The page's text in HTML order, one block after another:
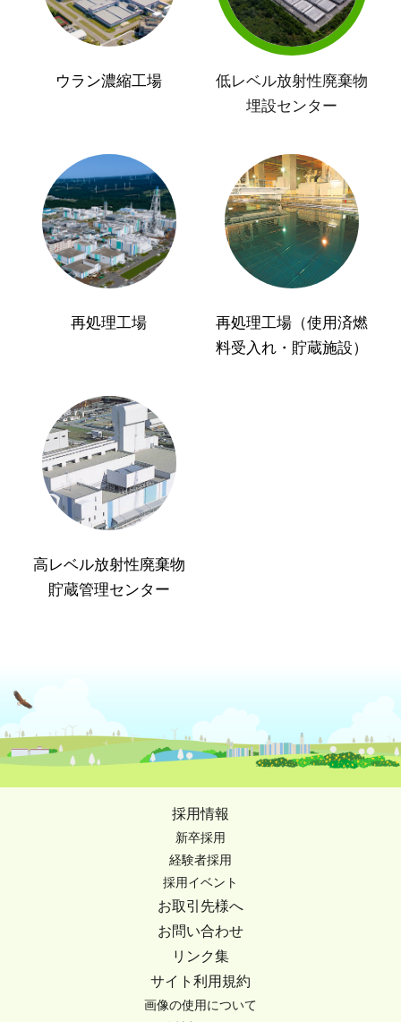
ウラン濃縮工場
低レベル放射性廃棄物
埋設センター
再処理工場
再処理工場（使用済燃
料受入れ・貯蔵施設）
高レベル放射性廃棄物
貯蔵管理センター
採用情報
新卒採用
経験者採用
採用イベント
お取引先様へ
お問い合わせ
リンク集
サイト利用規約
画像の使用について